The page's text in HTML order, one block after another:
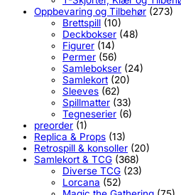
Oppbevaring og Tilbehør (273)
Brettspill (10)
Deckbokser (48)
Figurer (14)
Permer (56)
Samlebokser (24)
Samlekort (20)
Sleeves (62)
Spillmatter (33)
Tegneserier (6)
preorder (1)
Replica & Props (13)
Retrospill & konsoller (20)
Samlekort & TCG (368)
Diverse TCG (23)
Lorcana (52)